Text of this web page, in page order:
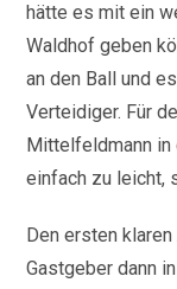
hätte es mit ein
Waldhof geben
an den Ball und
Verteidiger. Für
Mittelfeldmann
einfach zu leicht,
Den ersten
Gastgeber dann